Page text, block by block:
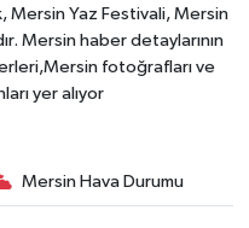
Mersin Yaz Festivali, Mersin
Mersin haber detaylarının
fotoğrafları ve
yer alıyor
Mersin Hava Durumu